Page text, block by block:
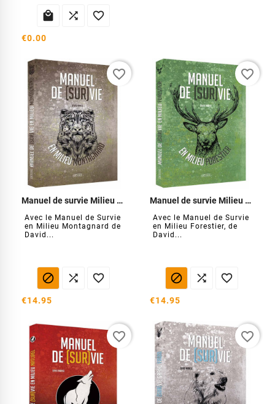
  
€0.00
Manuel de survie Milieu Montagnard
Avec le Manuel de Survie
en Milieu Montagnard de
David...
  
€14.95
favorite_border
Manuel de survie Milieu Forestier
Avec le Manuel de Survie
en Milieu Forestier, de
David...
  
€14.95
favorite_border
favorite_border favorite_border